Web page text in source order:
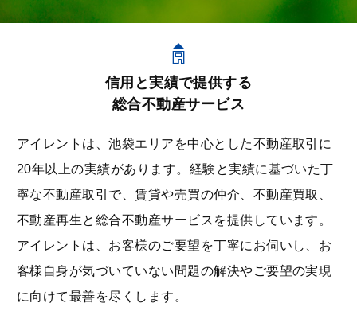
お問い合わせ
企業情報
信⽤と実績で提供する
総合不動産サービス
アイレントは、池袋エリアを中⼼とした不動産取引に
20年以上の実績があります。経験と実績に基づいた丁
寧な不動産取引で、賃貸や売買の仲介、不動産買取、
不動産再⽣と総合不動産サービスを提供しています。
アイレントは、お客様のご要望を丁寧にお伺いし、お
客様⾃身が気づいていない問題の解決やご要望の実現
に向けて最善を尽くします。